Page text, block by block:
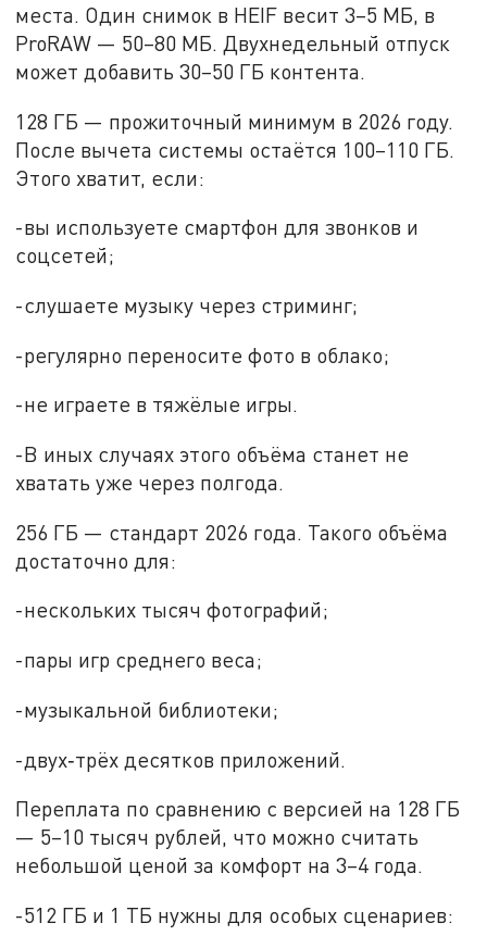
места. Один снимок в HEIF весит 3–5 МБ, в
ProRAW — 50–80 МБ. Двухнедельный отпуск
может добавить 30–50 ГБ контента.
128 ГБ — прожиточный минимум в 2026 году.
После вычета системы остаётся 100–110 ГБ.
Этого хватит, если:
-вы используете смартфон для звонков и
соцсетей;
-слушаете музыку через стриминг;
-регулярно переносите фото в облако;
-не играете в тяжёлые игры.
-В иных случаях этого объёма станет не
хватать уже через полгода.
256 ГБ — стандарт 2026 года. Такого объёма
достаточно для:
-нескольких тысяч фотографий;
-пары игр среднего веса;
-музыкальной библиотеки;
-двух‑трёх десятков приложений.
Переплата по сравнению с версией на 128 ГБ
— 5–10 тысяч рублей, что можно считать
небольшой ценой за комфорт на 3–4 года.
-512 ГБ и 1 ТБ нужны для особых сценариев: